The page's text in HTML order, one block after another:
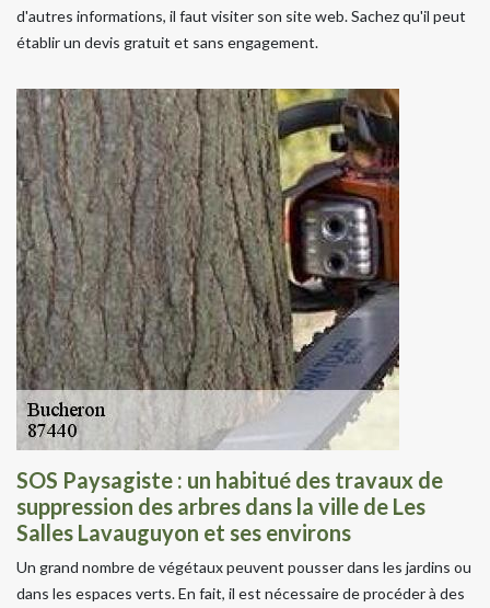
d'autres informations, il faut visiter son site web. Sachez qu'il peut
établir un devis gratuit et sans engagement.
SOS Paysagiste : un habitué des travaux de
suppression des arbres dans la ville de Les
Salles Lavauguyon et ses environs
Un grand nombre de végétaux peuvent pousser dans les jardins ou
dans les espaces verts. En fait, il est nécessaire de procéder à des